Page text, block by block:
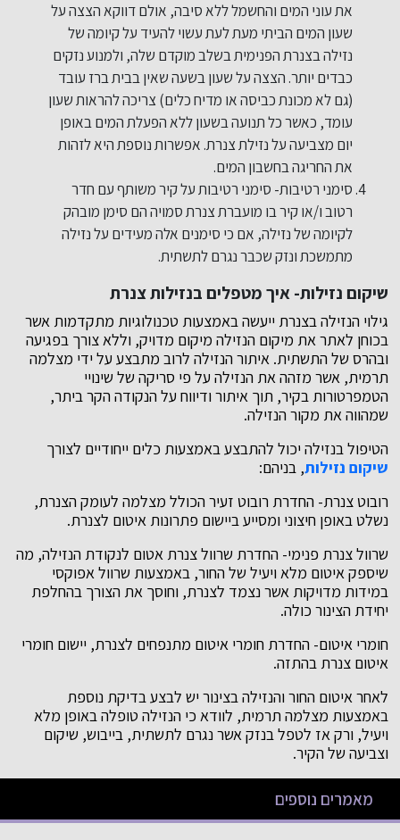
את עוני המים והחשמל ללא סיבה, אולם דווקא הצצה על
שעון המים הביתי מעת לעת עשוי להעיד על קיומה של
נזילה בצנרת הפנימית בשלב מוקדם שלה, ולמנוע נזקים
כבדים יותר. הצצה על שעון בשעה שאין בבית ברז עובד
(גם לא מכונת כביסה או מדיח כלים) צריכה להראות שעון
עומד, כאשר כל תנועה בשעון ללא הפעלת המים באופן
יום מצביעה על נזילת צנרת. אפשרות נוספת היא לזהות
את החריגה בחשבון המים.
סימני רטיבות- סימני רטיבות על קיר משותף עם חדר
רטוב ו/או קיר בו מועברת צנרת סמויה הם סימן מובהק
לקיומה של נזילה, אם כי סימנים אלה מעידים על נזילה
מתמשכת ונזק שכבר נגרם לתשתית.
שיקום נזילות- איך מטפלים בנזילות צנרת
גילוי הנזילה בצנרת ייעשה באמצעות טכנולוגיות מתקדמות אשר
בכוחן לאתר את מיקום הנזילה מיקום מדויק, וללא צורך בפגיעה
ובהרס של התשתית. איתור הנזילה לרוב מתבצע על ידי מצלמה
תרמית, אשר מזהה את הנזילה על פי סריקה של שינויי
הטמפרטורות בקיר, תוך איתור ודיווח על הנקודה הקר ביתר,
שמהווה את מקור הנזילה.
הטיפול בנזילה יכול להתבצע באמצעות כלים ייחודיים לצורך
שיקום נזילות, בניהם:
רובוט צנרת- החדרת רובוט זעיר הכולל מצלמה לעומק הצנרת,
נשלט באופן חיצוני ומסייע ביישום פתרונות איטום לצנרת.
שרוול צנרת פנימי- החדרת שרוול צנרת אטום לנקודת הנזילה, מה
שיספק איטום מלא ויעיל של החור, באמצעות שרוול אפוקסי
במידות מדויקות אשר נצמד לצנרת, וחוסך את הצורך בהחלפת
יחידת הצינור כולה.
חומרי איטום- החדרת חומרי איטום מתנפחים לצנרת, יישום חומרי
איטום צנרת בהתזה.
לאחר איטום החור והנזילה בצינור יש לבצע בדיקת נוספת
באמצעות מצלמה תרמית, לוודא כי הנזילה טופלה באופן מלא
ויעיל, ורק אז לטפל בנזק אשר נגרם לתשתית, בייבוש, שיקום
וצביעה של הקיר.
מאמרים נוספים